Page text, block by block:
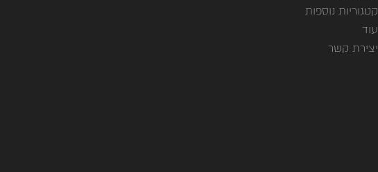
קטגוריות נוספות
עוד
יצירת קשר